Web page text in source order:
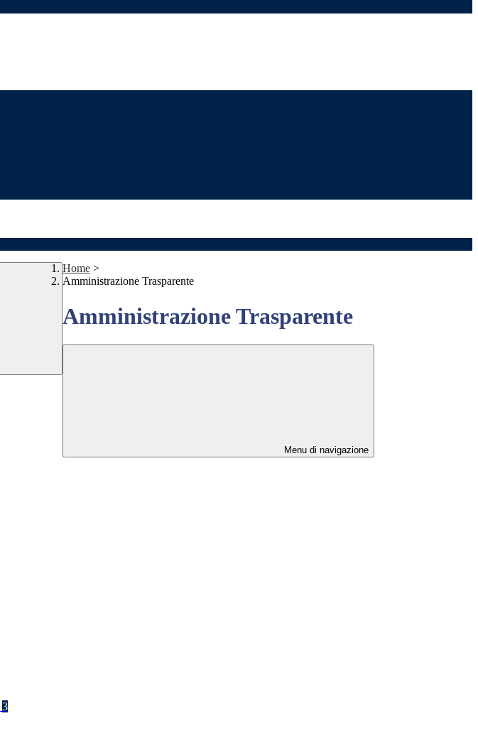
Home >
Amministrazione Trasparente
Amministrazione Trasparente
Menu di navigazione
3